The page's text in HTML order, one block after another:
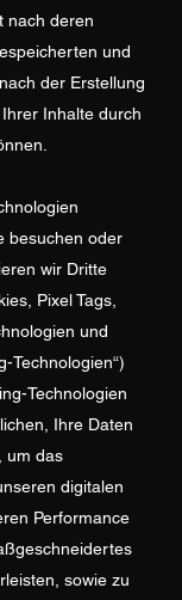
nach deren
und
der Erstellung
Inhalte durch
besuchen oder
wir Dritte
Pixel Tags,
und
Technologien“)
Technologien
Ihre Daten
um das
digitalen
Performance
sowie zu